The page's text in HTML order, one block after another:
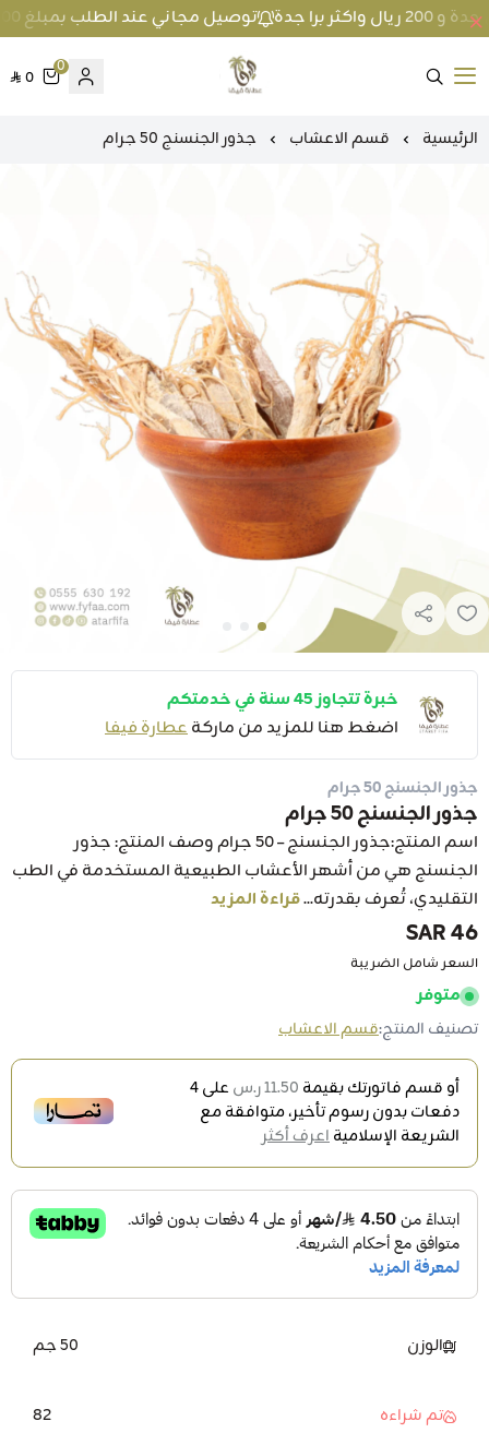
توصيل مجاني عند الطلب بمبلغ 100 ريال واكثر داخل جدة و 200 ريال واكثر برا جدة
متجر عطارة فيفا
0
0
الرئيسية قسم الاعشاب جذور الجنسنج 50 جرام
خبرة تتجاوز 45 سنة في خدمتكم
اضغط هنا للمزيد من ماركةعطارة فيفا
جذور الجنسنج 50 جرام
جذور الجنسنج 50 جرام
اسم المنتج:جذور الجنسنج – 50 جرام وصف المنتج: جذور
الجنسنج هي من أشهر الأعشاب الطبيعية المستخدمة في الطب
التقليدي، تُعرف بقدرته...قراءة المزيد
46 SAR
السعر شامل الضريبة
متوفر
تصنيف المنتج:قسم الاعشاب
أو قسم فاتورتك بقيمة 11.50 ر.س على4
دفعات بدون رسوم تأخير، متوافقة مع
الشريعة الإسلاميةاعرف أكثر
الوزن 50 جم
تم شراءه 82